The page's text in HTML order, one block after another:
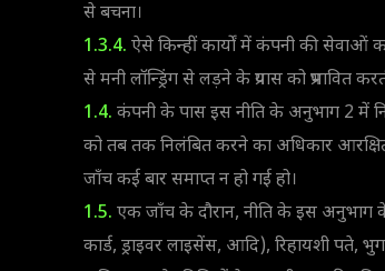
से बचना।
1.3.4. ऐसे किन्हीं कार्यों में कंपनी की सेवाओं का
से मनी लॉन्ड्रिंग से लड़ने के प्रयास को प्रभावित
1.4. कंपनी के पास इस नीति के अनुभाग 2 में
को तब तक निलंबित करने का अधिकार
जाँच कई बार समाप्त न हो गई हो।
1.5. एक जाँच के दौरान, नीति के इस अनुभाग
कार्ड, ड्राइवर लाइसेंस, आदि), रिहायशी